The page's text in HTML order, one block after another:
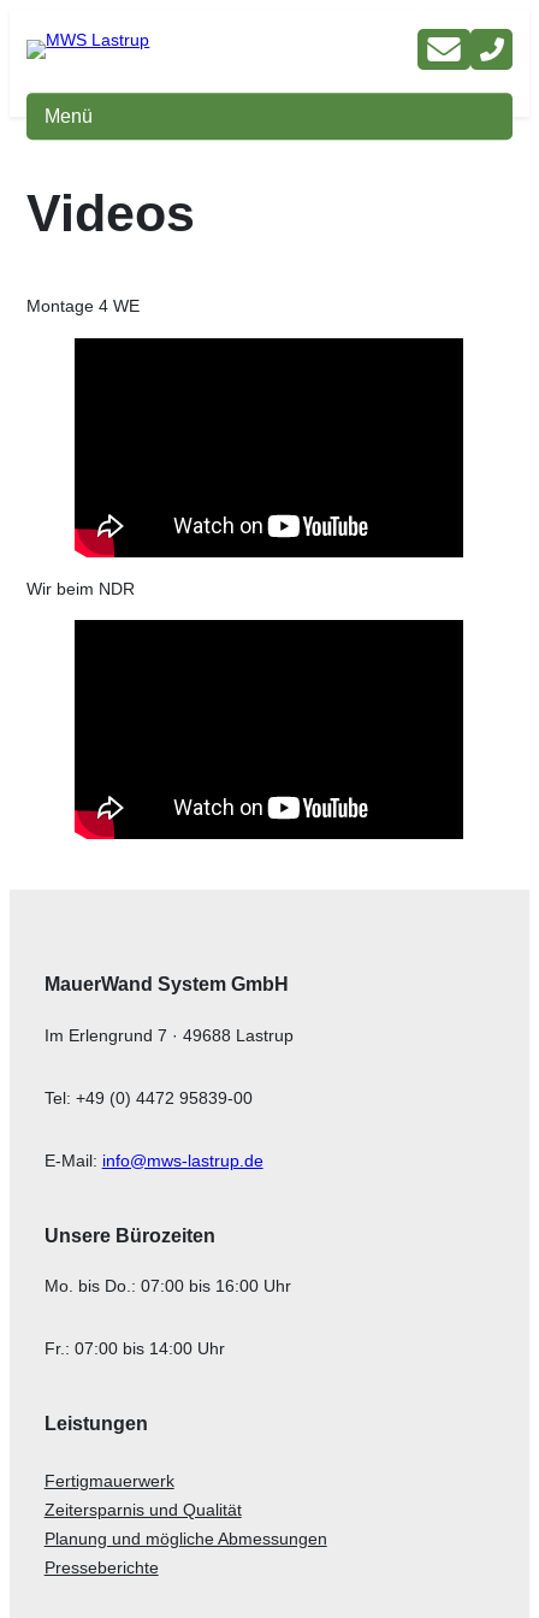
Inhalt
Menü
Videos
Montage 4 WE
Wir beim NDR
MauerWand System GmbH
Im Erlengrund 7 · 49688 Lastrup
Tel: +49 (0) 4472 95839-00
E-Mail: info@mws-lastrup.de
Unsere Bürozeiten
Mo. bis Do.: 07:00 bis 16:00 Uhr
Fr.: 07:00 bis 14:00 Uhr
Leistungen
Fertigmauerwerk
Zeitersparnis und Qualität
Planung und mögliche Abmessungen
Presseberichte